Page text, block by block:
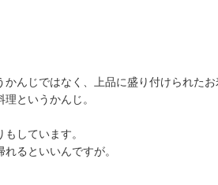
んじではなく、上品に盛り付けられたお
というかんじ。
しています。
るといいんですが。